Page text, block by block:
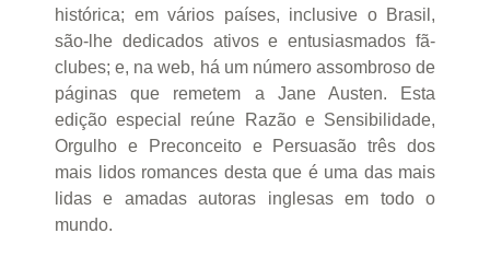
histórica; em vários países, inclusive o Brasil,
são-lhe dedicados ativos e entusiasmados fã-
clubes; e, na web, há um número assombroso de
páginas que remetem a Jane Austen. Esta
edição especial reúne Razão e Sensibilidade,
Orgulho e Preconceito e Persuasão três dos
mais lidos romances desta que é uma das mais
lidas e amadas autoras inglesas em todo o
mundo.